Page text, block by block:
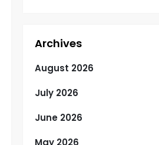
Archives
August 2026
July 2026
June 2026
May 2026